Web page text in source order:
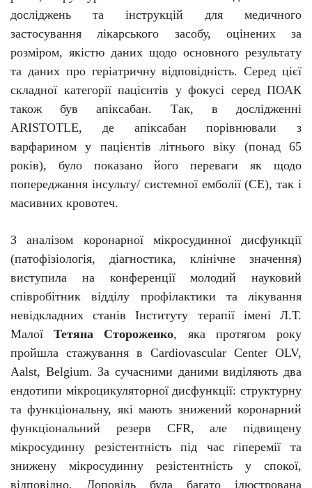
досліджень та інструкцій для медичного
застосування лікарського засобу, оцінених за
розміром, якістю даних щодо основного результату
та даних про геріатричну відповідність. Серед цієї
складної категорії пацієнтів у фокусі серед ПОАК
також бувапіксабан. Так, в дослідженні
ARISTOTLE, де апіксабан порівнювали з
варфарином у пацієнтів літнього віку (понад 65
років), було показано його переваги як щодо
попереджання інсульту/ системної емболії (СЕ), так і
масивних кровотеч.
З аналізом коронарної мікросудинної дисфункції
(патофізіологія, діагностика, клінічне значення)
виступила на конференції молодий науковий
співробітник відділу профілактики та лікування
невідкладних станівІнституту терапії імені Л.Т.
Малої
Тетяна Стороженко, яка протягом року
пройшла стажування в Cardiovascular Center OLV,
Aalst, Belgium. За сучасними даними виділяють два
ендотипи мікроцикуляторної дисфункції: структурну
та функціональну, які мають знижений коронарний
функціональний резерв CFR, але підвищену
мікросудинну резістентність під час гіперемії та
знижену мікросудинну резістентність у спокої,
відповідно. Доповідь була багато ілюстрована